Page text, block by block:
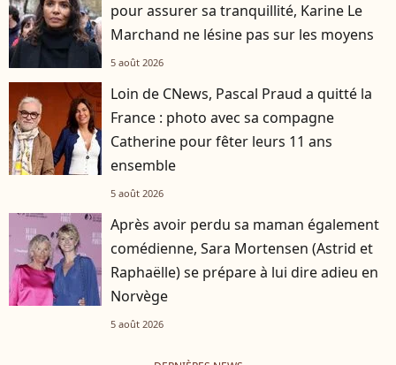
pour assurer sa tranquillité, Karine Le
Marchand ne lésine pas sur les moyens
5 août 2026
Loin de CNews, Pascal Praud a quitté la
France : photo avec sa compagne
Catherine pour fêter leurs 11 ans
ensemble
5 août 2026
Après avoir perdu sa maman également
comédienne, Sara Mortensen (Astrid et
Raphaëlle) se prépare à lui dire adieu en
Norvège
5 août 2026